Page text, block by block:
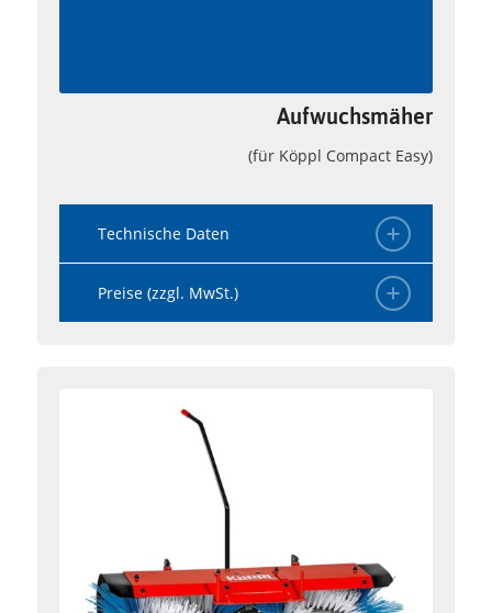
Aufwuchsmäher
(für Köppl Compact Easy)
Technische Daten
Preise (zzgl. MwSt.)